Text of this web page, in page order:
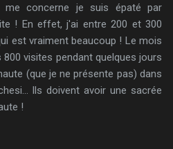
concerne je suis épaté par
! En effet, j'ai entre 200 et 300
est vraiment beaucoup ! Le mois
visites pendant quelques jours
(que je ne présente pas) dans
Ils doivent avoir une sacrée
!